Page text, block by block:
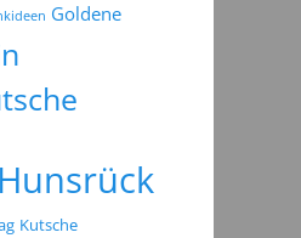
Goldene
Hunsrück
Kutsche